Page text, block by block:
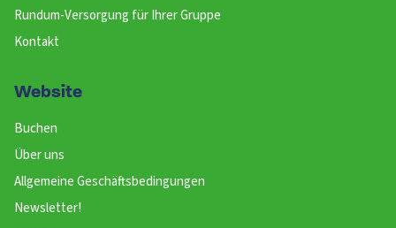
Rundum-Versorgung für Ihrer Gruppe
Kontakt
Website
Buchen
Über uns
Allgemeine Geschäftsbedingungen
Newsletter!